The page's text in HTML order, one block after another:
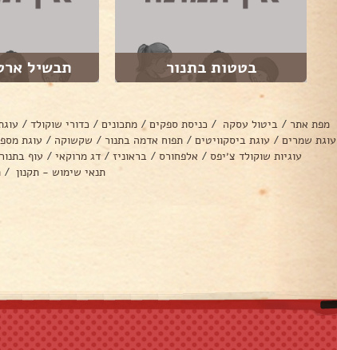
בטטות בתנור תבשיל
מפת אתר / ביטול עסקה / כניסת ספקים / מתכונים / כדורי שוקולד /
עוגת שמרים / עוגת ביסקוויטים / תפוח אדמה בתנור / שקשוקה / עוגת
עוגיות שוקולד צ׳יפס / אלפחורס / בראוניז / דג מרוקאי / עוף בתנור
תנאי שימוש - תקנון /